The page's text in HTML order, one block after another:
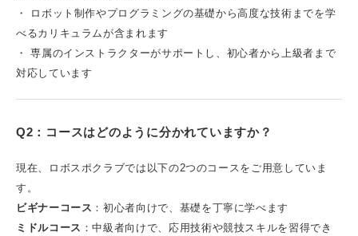
・ ロボット制作やプログラミングの基礎から高度な技術までを学
べるカリキュラムが含まれます
・ 専属のインストラクターがサポートし、初心者から上級者まで
対応しています
Q2：コースはどのように分かれていますか？
現在、ロボスポクラブでは以下の2つのコースをご用意していま
す。
ビギナーコース ：初心者向けで、基礎を丁寧に学べます
ミドルコース ：中級者向けで、応用技術や競技スキルを習得でき